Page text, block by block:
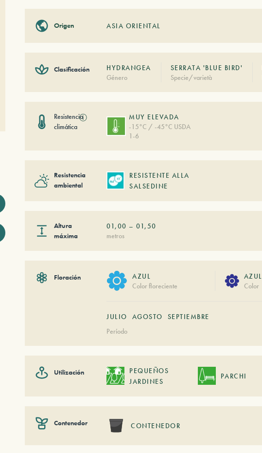
Origen ASIA ORIENTAL
Clasificación
HYDRANGEA
Género
SERRATA 'BLUE BIRD'
Specie/varietà
Resistencia
climática
ⓘ
MUY ELEVADA
-15°C / -45°C USDA
1-6
Resistencia
ambiental
RESISTENTE ALLA
SALSEDINE
Altura
máxima
01,00 –01,50
metros
Floración
AZUL
Color floreciente
AZUL
Color
JULIO AGOSTO
SEPTIEMBRE
Período
Utilización
PEQUEÑOS
JARDINES
PARCHI
Contenedor CONTENEDOR